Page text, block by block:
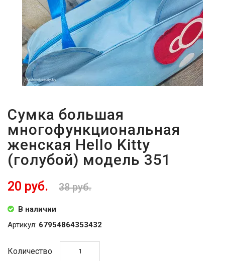
Сумка большая
многофункциональная
женская Hello Kitty
(голубой) модель 351
20 руб. 38 руб.
В наличии
Артикул: 67954864353432
Количество